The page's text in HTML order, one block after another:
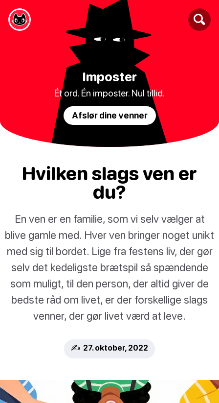
Imposter
Ét ord. Én imposter. Nul tillid.
Afslør dine venner
Hvilken slags ven er
du?
En ven er en familie, som vi selv vælger at
blive gamle med. Hver ven bringer noget unikt
med sig til bordet. Lige fra festens liv, der gør
selv det kedeligste brætspil så spændende
som muligt, til den person, der altid giver de
bedste råd om livet, er der forskellige slags
venner, der gør livet værd at leve.
✍️ 27. oktober, 2022